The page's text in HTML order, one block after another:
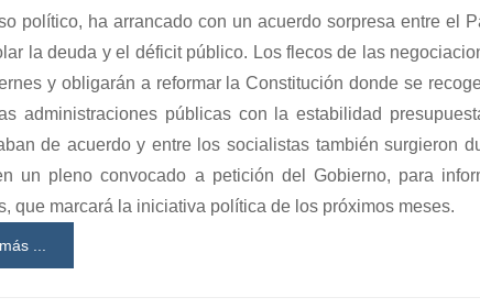
político, ha arrancado con un acuerdo sorpresa entre el
la deuda y el déficit público. Los flecos de las
y obligarán a reformar la Constitución donde se
administraciones públicas con la estabilidad
de acuerdo y entre los socialistas también surgieron
un pleno convocado a petición del Gobierno, para
que marcará la iniciativa política de los próximos meses.
...